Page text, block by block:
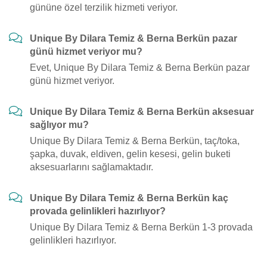
gününe özel terzilik hizmeti veriyor.
Unique By Dilara Temiz & Berna Berkün pazar
günü hizmet veriyor mu?
Evet, Unique By Dilara Temiz & Berna Berkün pazar
günü hizmet veriyor.
Unique By Dilara Temiz & Berna Berkün aksesuar
sağlıyor mu?
Unique By Dilara Temiz & Berna Berkün, taç/toka,
şapka, duvak, eldiven, gelin kesesi, gelin buketi
aksesuarlarını sağlamaktadır.
Unique By Dilara Temiz & Berna Berkün kaç
provada gelinlikleri hazırlıyor?
Unique By Dilara Temiz & Berna Berkün 1-3 provada
gelinlikleri hazırlıyor.